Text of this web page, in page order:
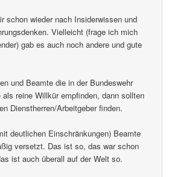
schon wieder nach Insiderwissen und
Vielleicht (frage ich mich
gab es auch noch andere und gute
und Beamte die in der Bundeswehr
als reine Willkür empfinden, dann sollten
Dienstherren/Arbeitgeber finden.
deutlichen Einschränkungen) Beamte
versetzt. Das ist so, das war schon
ist auch überall auf der Welt so.